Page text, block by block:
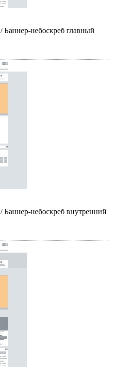
/ Баннер-небоскреб главный
/ Баннер-небоскреб внутренний